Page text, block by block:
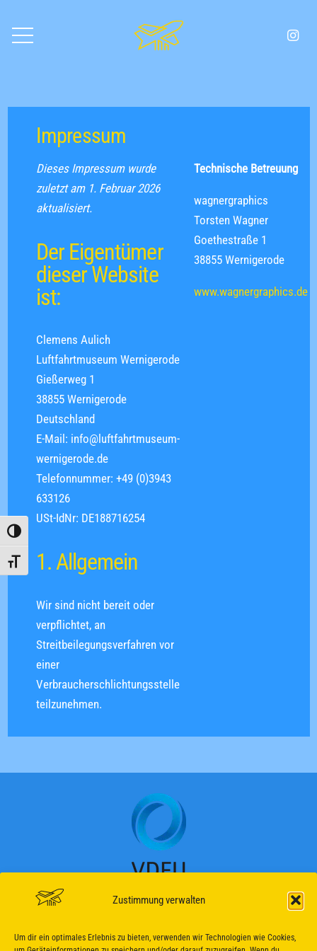
Zustimmung verwalten
Um dir ein optimales Erlebnis zu bieten, verwenden wir Technologien wie Cookies,
Umschalten auf hohe Kontraste
Schrift vergrößern
Impressum
Dieses Impressum wurde
zuletzt am 1. Februar 2026
aktualisiert.
Der Eigentümer
dieser Website
ist:
Clemens Aulich
Luftfahrtmuseum Wernigerode
Gießerweg 1
38855 Wernigerode
Deutschland
E-Mail: info@ luftfahrtmuseum-
wernigerode.de
Telefonnummer: +49 (0)3943
633126
USt-IdNr: DE188716254
1. Allgemein
Wir sind nicht bereit oder
verpflichtet, an
Streitbeilegungsverfahren vor
einer
Verbraucherschlichtungsstelle
teilzunehmen.
Technische Betreuung
wagnergraphics
Torsten Wagner
Goethestraße 1
38855 Wernigerode
www.wagnergraphics.de